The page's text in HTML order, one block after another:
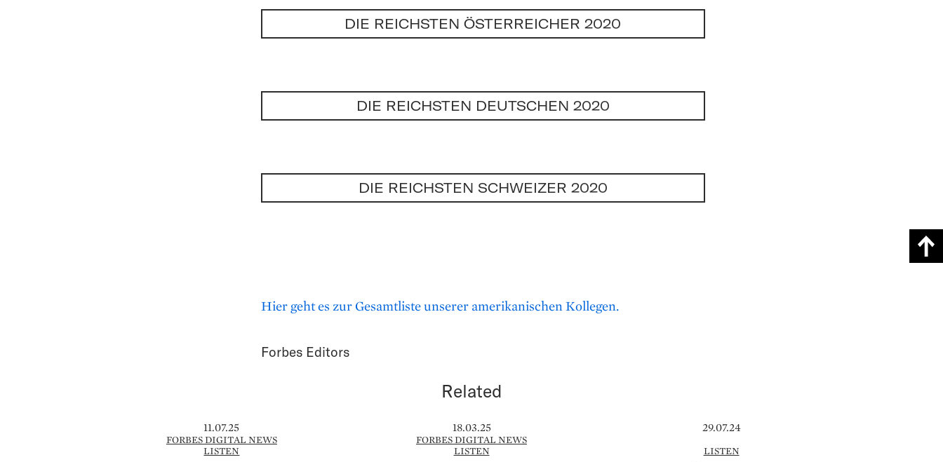
DIE REICHSTEN ÖSTERREICHER 2020
DIE REICHSTEN DEUTSCHEN 2020
DIE REICHSTEN SCHWEIZER 2020
Hier geht es zur Gesamtliste unserer amerikanischen Kollegen.
Forbes Editors
Related
11.07.25
FORBES DIGITAL NEWS
LISTEN
18.03.25
FORBES DIGITAL NEWS
LISTEN
29.07.24
LISTEN